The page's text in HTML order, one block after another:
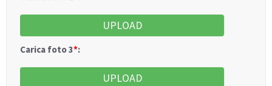
UPLOAD
Carica foto 3*:
UPLOAD